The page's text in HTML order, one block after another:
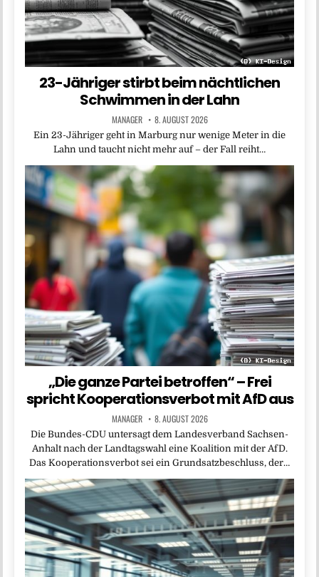
23-Jähriger stirbt beim nächtlichen
Schwimmen in der Lahn
MANAGER 8. AUGUST 2026
Ein 23-Jähriger geht in Marburg nur wenige Meter in die
Lahn und taucht nicht mehr auf – der Fall reiht…
„Die ganze Partei betroffen“ – Frei
spricht Kooperationsverbot mit AfD aus
MANAGER 8. AUGUST 2026
Die Bundes-CDU untersagt dem Landesverband Sachsen-
Anhalt nach der Landtagswahl eine Koalition mit der AfD.
Das Kooperationsverbot sei ein Grundsatzbeschluss, der…